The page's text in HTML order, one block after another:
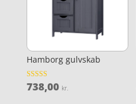
Hamborg gulvskab
Vurderet
3.9
738,00 kr.